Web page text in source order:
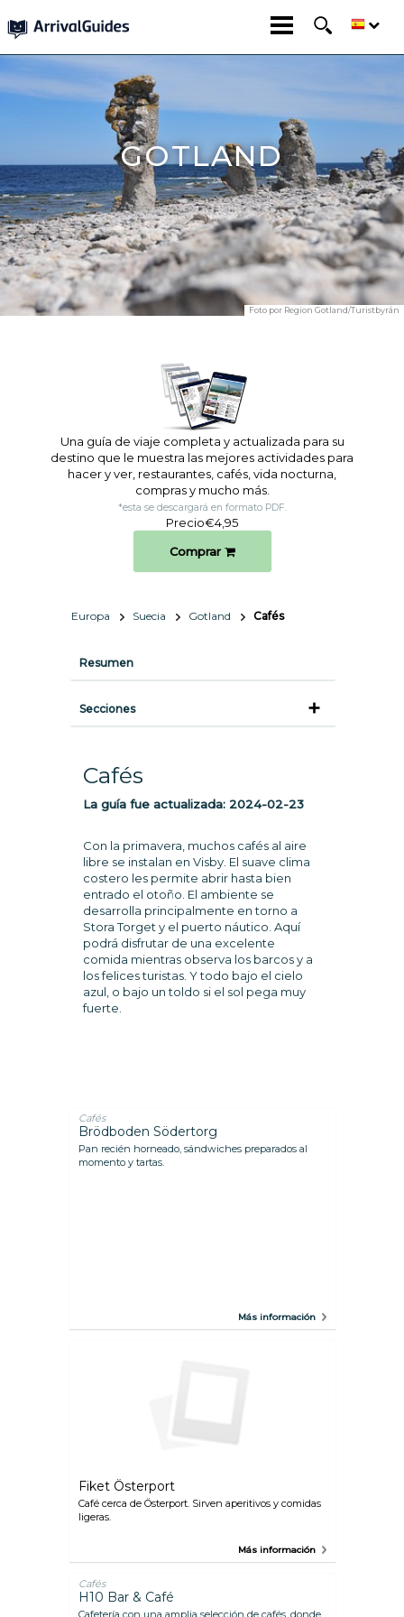
GOTLAND
Foto por Region Gotland/Turistbyrån
Una guía de viaje completa y actualizada para su
destino que le muestra las mejores actividades para
hacer y ver, restaurantes, cafés, vida nocturna,
compras y mucho más.
*esta se descargará en formato PDF.
Precio€4,95
Comprar
Europa Suecia Gotland Cafés
Resumen
Secciones
Cafés
La guía fue actualizada: 2024-02-23
Con la primavera, muchos cafés al aire
libre se instalan en Visby. El suave clima
costero les permite abrir hasta bien
entrado el otoño. El ambiente se
desarrolla principalmente en torno a
Stora Torget y el puerto náutico. Aquí
podrá disfrutar de una excelente
comida mientras observa los barcos y a
los felices turistas. Y todo bajo el cielo
azul, o bajo un toldo si el sol pega muy
fuerte.
Cafés
Brödboden Södertorg
Pan recién horneado, sándwiches preparados al
momento y tartas.
Más información
Fiket Österport
Café cerca de Österport. Sirven aperitivos y comidas
ligeras.
Más información
Cafés
H10 Bar & Café
Cafetería con una amplia selección de cafés, donde